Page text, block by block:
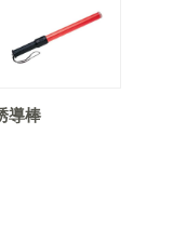
導棒